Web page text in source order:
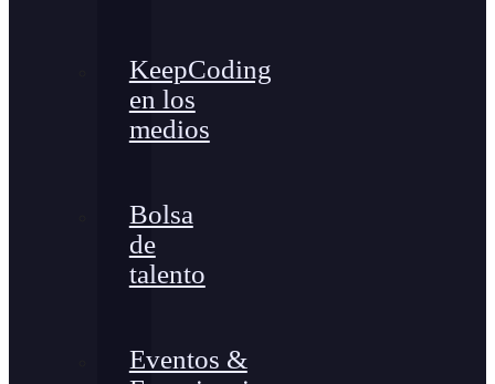
KeepCoding
en los
medios
Bolsa
de
talento
Eventos &